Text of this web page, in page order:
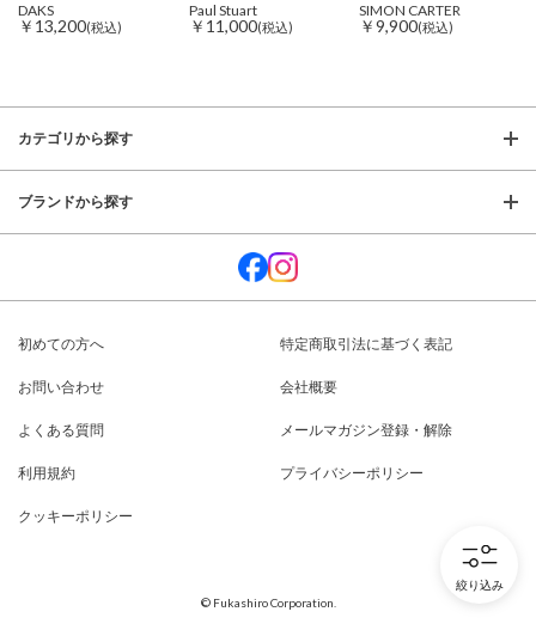
DAKS
￥13,200(税込)
Paul Stuart
￥11,000(税込)
SIMON CARTER
￥9,900(税込)
絞り込み
カテゴリから探す
ブランドから探す
初めての方へ 特定商取引法に基づく表記
お問い合わせ 会社概要
よくある質問 メールマガジン登録・解除
利用規約 プライバシーポリシー
クッキーポリシー
© Fukashiro Corporation.